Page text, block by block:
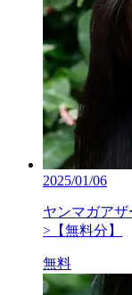
2025/01/06
ヤンマガア
>【無料分】
無料